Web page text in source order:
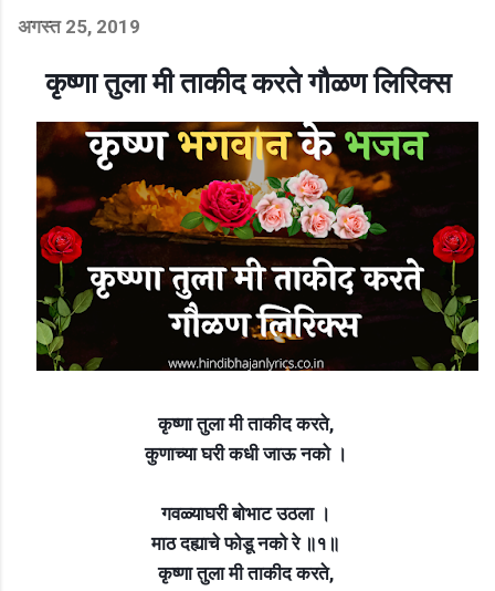
अगस्त 25, 2019
कृष्णा तुला मी ताकीद करते गौळण लिरिक्स
कृष्णा तुला मी ताकीद करते,
कुणाच्या घरी कधी जाऊ नको ।
गवळ्याघरी बोभाट उठला ।
माठ दह्याचे फोडू नको रे ॥१॥
कृष्णा तुला मी ताकीद करते,